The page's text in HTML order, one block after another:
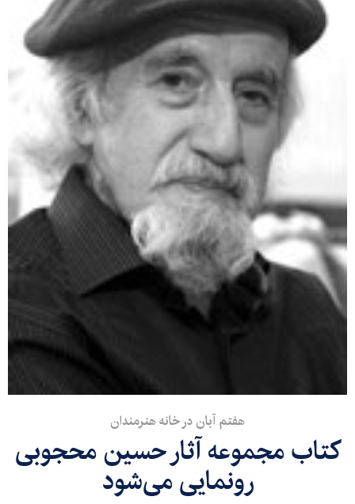
هفتم آبان در خانه هنرمندان
کتاب مجموعه آثار حسین محجوبی
رونمایی می‌شود